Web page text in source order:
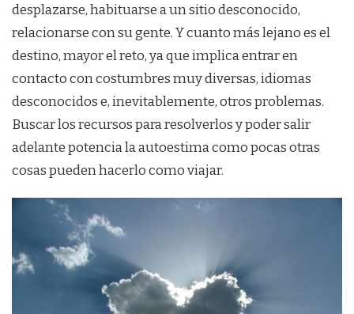
desplazarse, habituarse a un sitio desconocido,
relacionarse con su gente. Y cuanto más lejano es el
destino, mayor el reto, ya que implica entrar en
contacto con costumbres muy diversas, idiomas
desconocidos e, inevitablemente, otros problemas.
Buscar los recursos para resolverlos y poder salir
adelante potencia la autoestima como pocas otras
cosas pueden hacerlo como viajar.